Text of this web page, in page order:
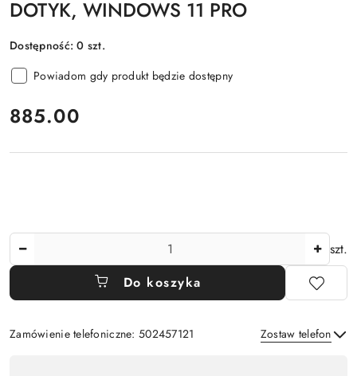
DOTYK, WINDOWS 11 PRO
Dostępność:0 szt.
Powiadom gdy produkt będzie dostępny
cena:
885.00
szt.
Do koszyka
Zamówienie telefoniczne: 502457121 Zostaw telefon